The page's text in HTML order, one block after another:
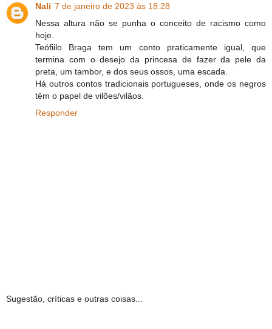
Nali 7 de janeiro de 2023 às 18:28
Nessa altura não se punha o conceito de racismo como
hoje.
Teófiilo Braga tem um conto praticamente igual, que
termina com o desejo da princesa de fazer da pele da
preta, um tambor, e dos seus ossos, uma escada.
Há outros contos tradicionais portugueses, onde os negros
têm o papel de vilões/vilãos.
Responder
Sugestão, críticas e outras coisas...